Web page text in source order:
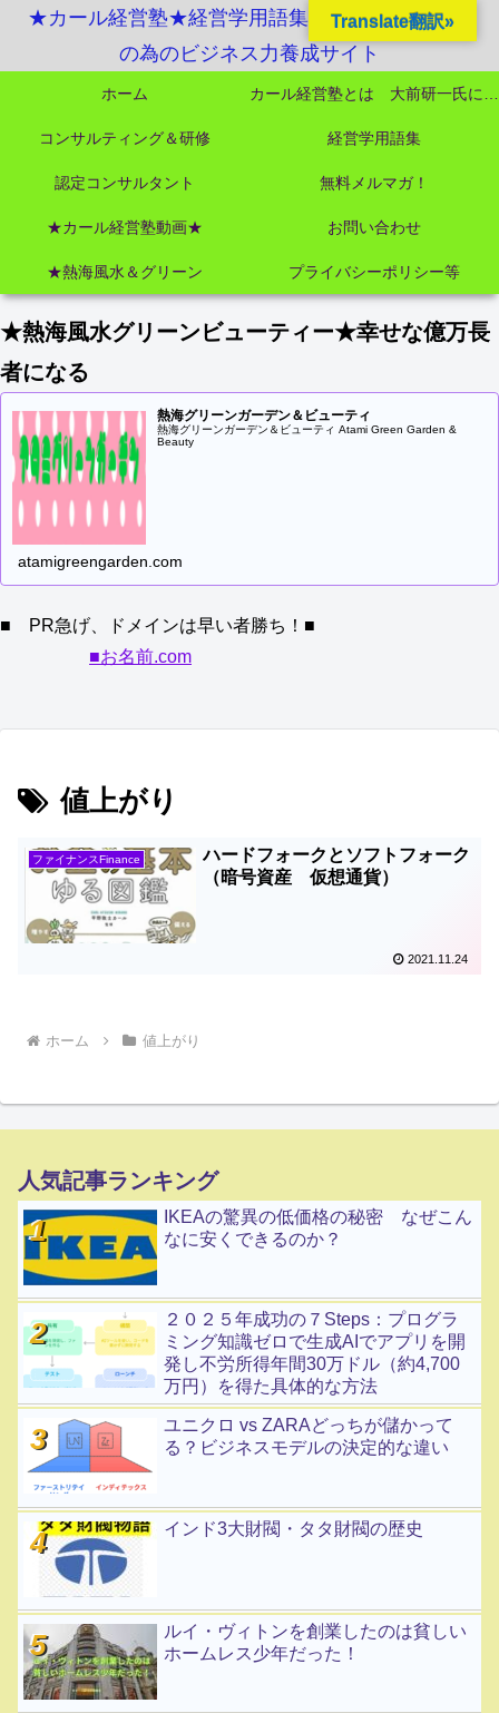
★カール経営塾★経営学用語集起業独立成功MBA
の為のビジネス力養成サイト
ホーム
コンサルティング＆研修 経営学用語集
認定コンサルタント 無料メルマガ！
★カール経営塾動画★ お問い合わせ
★熱海風水＆グリーン プライバシーポリシー等
★熱海風水グリーンビューティー★幸せな億万長
者になる
熱海グリーンガーデン＆ビューティ
熱海グリーンガーデン＆ビューティ Atami Green Garden &
Beauty
atamigreengarden.com
■ PR急げ、ドメインは早い者勝ち！■
■お名前.com
値上がり
ファイナンスFinance
ハードフォークとソフトフォーク
（暗号資産 仮想通貨）
2021.11.24
ホーム 値上がり
人気記事ランキング
IKEAの驚異の低価格の秘密 なぜこん
なに安くできるのか？
２０２５年成功の７Steps：プログラ
ミング知識ゼロで生成AIでアプリを開
発し不労所得年間30万ドル（約4,700
万円）を得た具体的な方法
ユニクロ vs ZARAどっちが儲かって
る？ビジネスモデルの決定的な違い
インド3大財閥・タタ財閥の歴史
ルイ・ヴィトンを創業したのは貧しい
ホームレス少年だった！
Translate翻訳»